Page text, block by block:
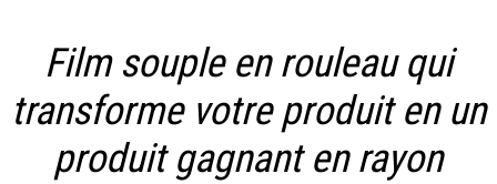
Film souple en rouleau qui
transforme votre produit en un
produit gagnant en rayon